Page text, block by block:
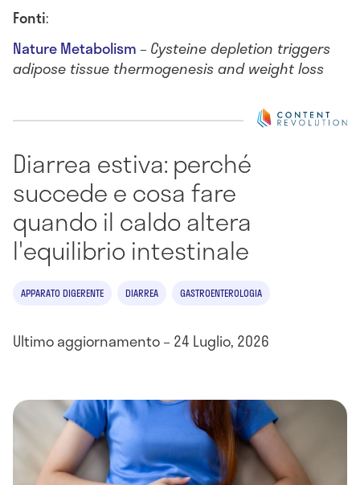
Fonti:
Nature Metabolism – Cysteine depletion triggers
adipose tissue thermogenesis and weight loss
Diarrea estiva: perché
succede e cosa fare
quando il caldo altera
l'equilibrio intestinale
APPARATO DIGERENTE DIARREA GASTROENTEROLOGIA
Ultimo aggiornamento – 24 Luglio, 2026